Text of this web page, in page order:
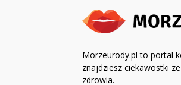
Morzeurody.pl to portal
znajdziesz ciekawostki
zdrowia.